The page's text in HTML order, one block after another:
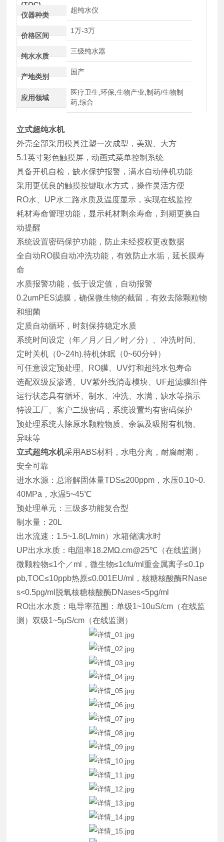
(TOC)
仪器种类
超纯水仪
价格区间
1万-3万
纯水水质
三级纯水器
产地类别
国产
应用领域
医疗卫生,环保,生物产业,制药/生物制
药,综合
立式超纯水机
外壳全部采用模具注塑一次成型，美观、大方
5.1英寸彩色触摸屏，动画式菜单控制系统
具备开机自检，缺水保护报警，满水自动停机功能
采用更优良的触摸按键取水方式，操作灵活方便
RO水、UP水二路水质及温度显示，实现在线监控
耗材寿命管理功能，显示耗材剩余寿命，到期更换自
动提醒
系统设置密码保护功能，防止未经授权更改数据
全自动RO膜自动冲洗功能，有效防止水垢，延长膜寿
命
水质报警功能，低于设定值，自动报警
0.2umPES滤膜，确保微生物的截留，有效去除颗粒物
和细菌
定质自动循环，时刻保持稳定水质
系统时间设定（年／月／日／时／分）、冲洗时间、
定时关机（0~24h).待机休眠（0~60分钟）
可任意设定预处理、RO膜、UV灯和超纯水包寿命
选配双级反渗透、UV紫外线消毒模块、UF超滤膜组件
运行状态具有循环、制水、冲洗、水满，缺水等指示
特设工厂、客户二级密码，系统设置均有密码保护
预处理系统去除原水颗粒物质、余氯及吸附有机物、
异味等
立式超纯水机采用ABS材料，水电分离，耐腐耐潮，
安全可靠
进水水源：总溶解固体量TDS≤200ppm，水压0.10~0.
40MPa，水温5~45℃
预处理单元：三级多功能复合型
制水量：20L
出水流速：1.5~1.8(L/min）水箱储满水时
UP出水水质：电阻率18.2MΩ.cm@25℃（在线监测）
微颗粒物≤1个／ml，微生物≤1cfu/ml重金属离子≤0.1p
pb,TOC≤10ppb热原≤0.001EU/ml，核糖核酸酶RNase
s<0.5pg/ml脱氧核糖核酸酶DNases<5pg/ml
RO出水水质：电导率范围：单级1~10uS/cm（在线监
测）双级1~5μS/cm（在线监测）